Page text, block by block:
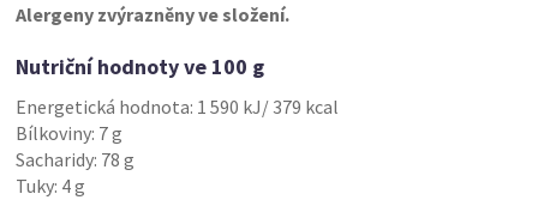
Alergeny zvýrazněny ve složení.
Nutriční hodnoty ve 100 g
Energetická hodnota: 1 590 kJ/ 379 kcal
Bílkoviny: 7 g
Sacharidy: 78 g
Tuky: 4 g